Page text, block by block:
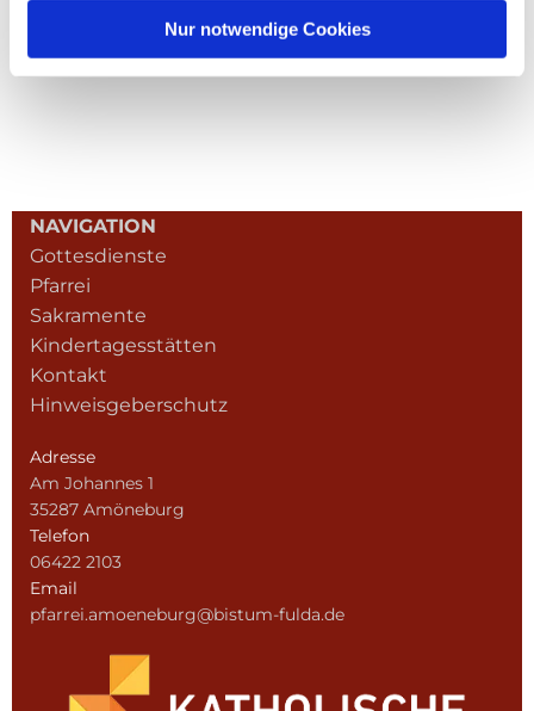
Nur notwendige Cookies
NAVIGATION
Gottesdienste
Pfarrei
Sakramente
Kindertagesstätten
Kontakt
Hinweisgeberschutz
Adresse
Am Johannes 1
35287 Amöneburg
Telefon
06422 2103
Email
pfarrei.amoeneburg@bistum-fulda.de